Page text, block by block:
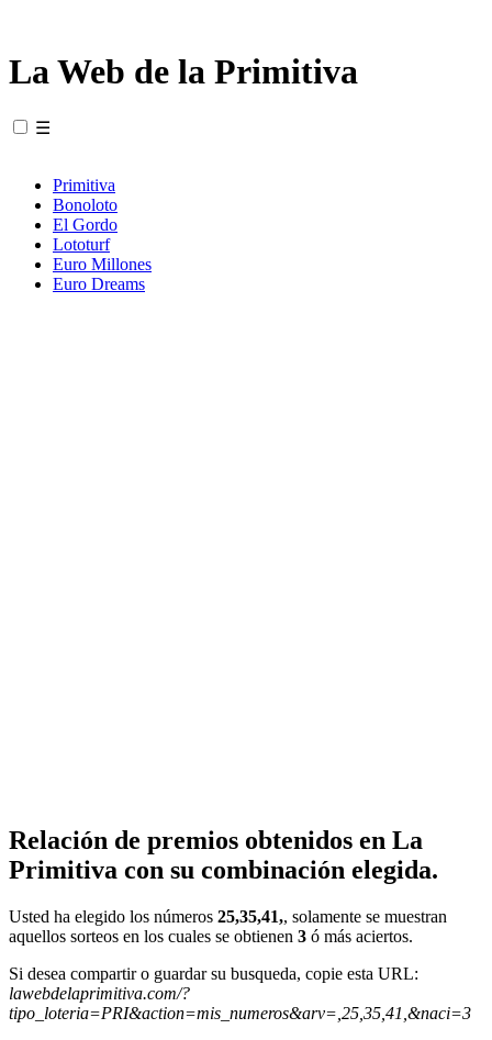
La Web de la Primitiva
☰
Primitiva
Bonoloto
El Gordo
Lototurf
Euro Millones
Euro Dreams
Relación de premios obtenidos en La
Primitiva con su combinación elegida.
Usted ha elegido los números 25,35,41,, solamente se muestran
aquellos sorteos en los cuales se obtienen 3 ó más aciertos.
Si desea compartir o guardar su busqueda, copie esta URL:
lawebdelaprimitiva.com/?
tipo_loteria=PRI&action=mis_numeros&arv=,25,35,41,&naci=3